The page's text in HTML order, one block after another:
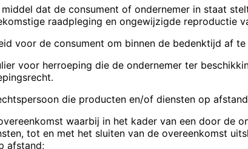
dat de consument of ondernemer in staat
raadpleging en ongewijzigde reproductie
voor de consument om binnen de bedenktijd af
voor herroeping die de ondernemer ter
die producten en/of diensten op
waarbij in het kader van een door de
tot en met het sluiten van de overeenkomst
afstand;